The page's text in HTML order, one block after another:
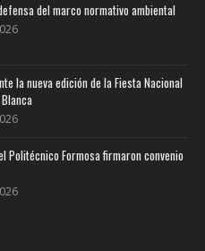
del marco normativo ambiental
la nueva edición de la Fiesta Nacional
Politécnico Formosa firmaron convenio